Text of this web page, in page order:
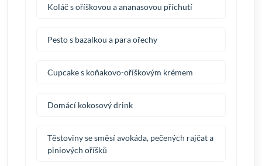
Koláč s oříškovou a ananasovou příchutí
Pesto s bazalkou a para ořechy
Cupcake s koňakovo-oříškovým krémem
Domácí kokosový drink
Těstoviny se směsí avokáda, pečených rajčat a
piniových oříšků